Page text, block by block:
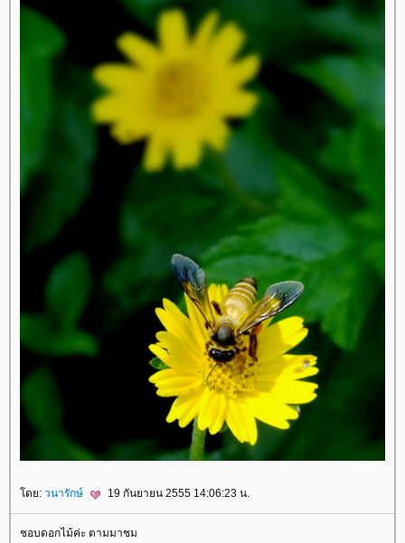
ดย: วนารักษ์ 19 กันยายน 2555 14:06:23 น.
ชอบดอกไม้ค่ะ ตามมาชม